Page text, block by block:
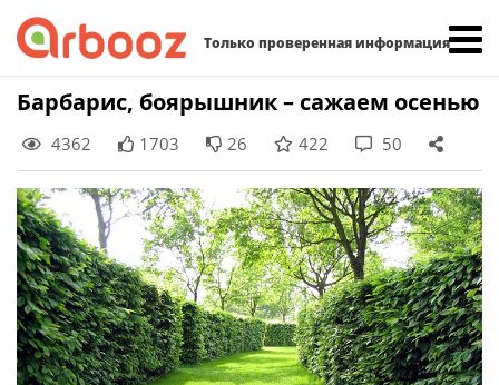
Только проверенная информация
Skip
content
Барбарис, боярышник – сажаем осенью
4362 1703 26 422 50
Найти: